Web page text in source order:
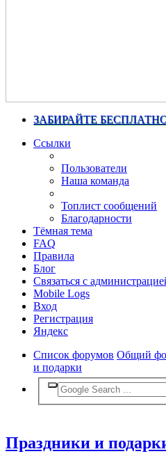
ЗАБИРАЙТЕ
Ссылки
Пользователи
Наша команда
Топлист сообщений
Благодарности
Тёмная тема
FAQ
Правила
Блог
Связаться с
Mobile Logs
Вход
Регистрация
Яндекс
Список форумов Общий
и подарки
Праздники и